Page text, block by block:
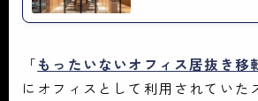
「もったいないオフィス居抜き移
にオフィスとして利用されていた